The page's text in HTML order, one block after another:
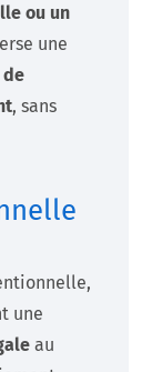
ou un
une
, sans
une
au